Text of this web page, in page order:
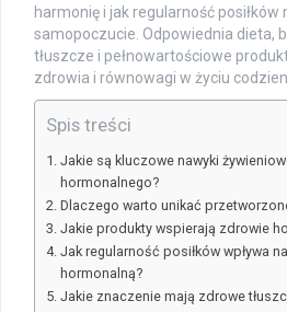
harmonię i jak regularność
samopoczucie. Odpowiednia dieta,
tłuszcze i pełnowartościowe
zdrowia i równowagi w życiu
Spis treści
Jakie są kluczowe nawyki
hormonalnego?
Dlaczego warto unikać
Jakie produkty wspierają zdrowie
Jak regularność posiłków wpływa
hormonalną?
Jakie znaczenie mają zdrowe